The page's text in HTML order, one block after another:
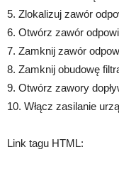
5. Zlokalizuj zawór
6. Otwórz zawór
7. Zamknij zawór
8. Zamknij obudowę
9. Otwórz zawory
10. Włącz zasilanie
Link tagu HTML: